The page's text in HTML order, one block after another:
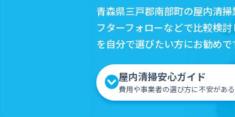
青森県三戸郡南部町の屋内清
フターフォローなどで比較検
を自分で選びたい方にお勧めで
屋内清掃安心ガイド
費用や事業者の選び方に不安があ